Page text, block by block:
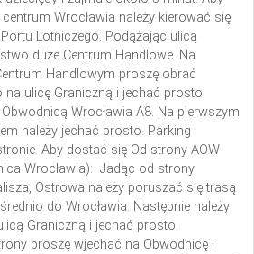
Wrocławia należy kierować się
Lotniczego. Podążając ulicą
duże Centrum Handlowe. Na
Handlowym proszę obrać
na ulicę Graniczną i jechać prosto
Wrocławia A8. Na pierwszym
należy jechać prosto. Parking
Aby dostać się Od strony AOW
Wrocławia): Jadąc od strony
Ostrowa należy poruszać się trasą
do Wrocławia. Następnie należy
Graniczną i jechać prosto.
proszę wjechać na Obwodnicę i